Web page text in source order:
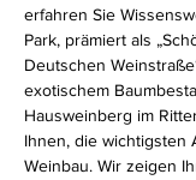
erfahren Sie
Park, prämiert als
Deutschen
exotischem
Hausweinberg im
Ihnen, die wichtigsten
Weinbau. Wir zeigen